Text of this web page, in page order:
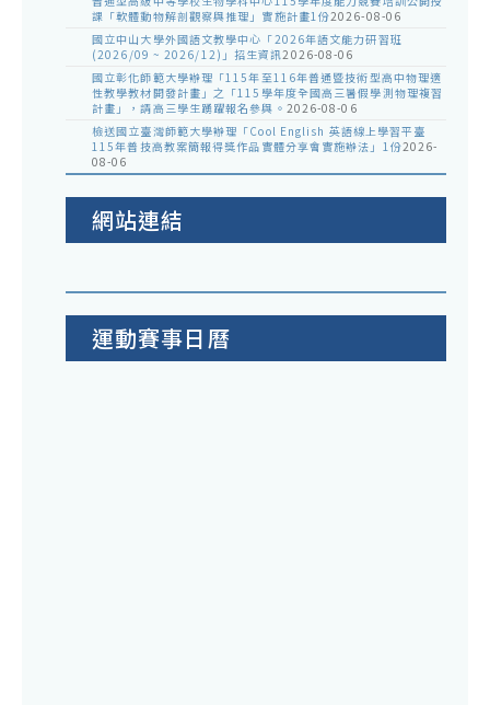
課「軟體動物解剖觀察與推理」實施計畫1份2026-08-06
國立中山大學外國語文教學中心「2026年語文能力研習班
(2026/09 ~ 2026/12)」招生資訊2026-08-06
國立彰化師範大學辦理「115年至116年普通暨技術型高中物理適
性教學教材開發計畫」之「115學年度全國高三暑假學測物理複習
計畫」，請高三學生踴躍報名參與。 2026-08-06
檢送國立臺灣師範大學辦理「Cool English 英語線上學習平臺
115年普技高教案簡報得獎作品實體分享會實施辦法」1份2026-
08-06
網站連結
運動賽事日曆